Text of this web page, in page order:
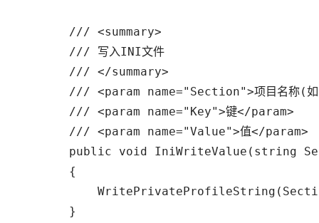
        /// <summary>
        /// 写入INI文件
        /// </summary>
/// <param name="Section">项目名称
        /// <param name="Key">键</param>
        /// <param name="Value">值</param>
public void IniWriteValue(string
        {
        }